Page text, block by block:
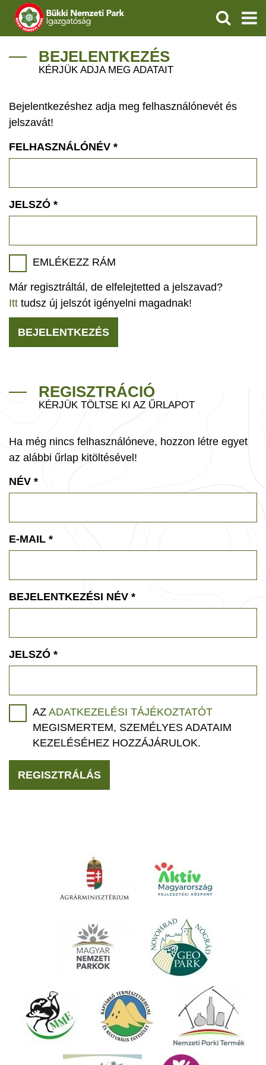
IGAZGATÓSÁG
VÍZVÉDELEM
ÖKOTURIZMUS
GEOPARKOK
KERESÉS
BEJELENTKEZÉS
KÉRJÜK ADJA MEG ADATAIT
Bejelentkezéshez adja meg felhasználónevét és
jelszavát!
FELHASZNÁLÓNÉV *
JELSZÓ *
EMLÉKEZZ RÁM
Már regisztráltál, de elfelejtetted a jelszavad?
Itt tudsz új jelszót igényelni magadnak!
BEJELENTKEZÉS
REGISZTRÁCIÓ
KÉRJÜK TÖLTSE KI AZ ŰRLAPOT
Ha még nincs felhasználóneve, hozzon létre egyet
az alábbi űrlap kitöltésével!
NÉV *
E-MAIL *
BEJELENTKEZÉSI NÉV *
JELSZÓ *
AZ ADATKEZELÉSI TÁJÉKOZTATÓT
MEGISMERTEM, SZEMÉLYES ADATAIM
KEZELÉSÉHEZ HOZZÁJÁRULOK.
REGISZTRÁLÁS